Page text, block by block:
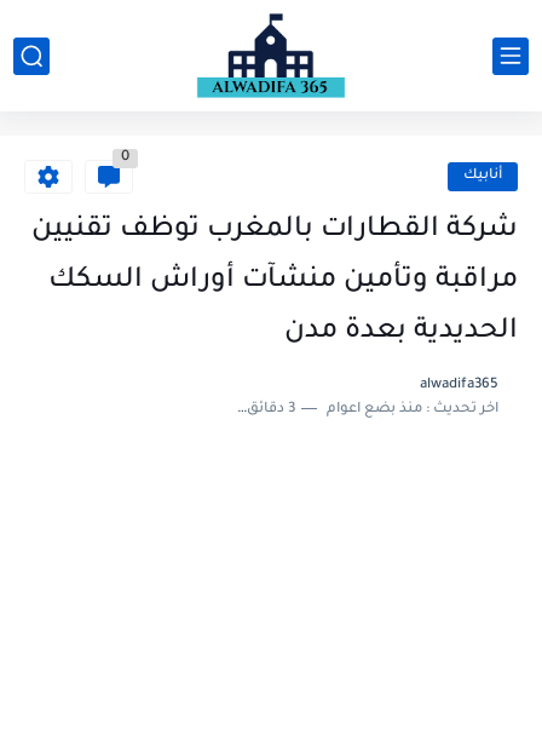
أنابيك
0
شركة القطارات بالمغرب توظف تقنيين
مراقبة وتأمين منشآت أوراش السكك
الحديدية بعدة مدن
alwadifa365
اخر تحديث :منذ بضع اعوام 3 دقائق للقراءة